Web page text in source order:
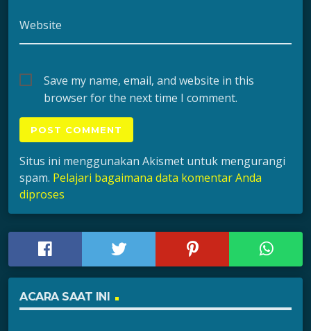
Website
Save my name, email, and website in this
browser for the next time I comment.
Situs ini menggunakan Akismet untuk mengurangi
spam. Pelajari bagaimana data komentar Anda
diproses
ACARA SAAT INI